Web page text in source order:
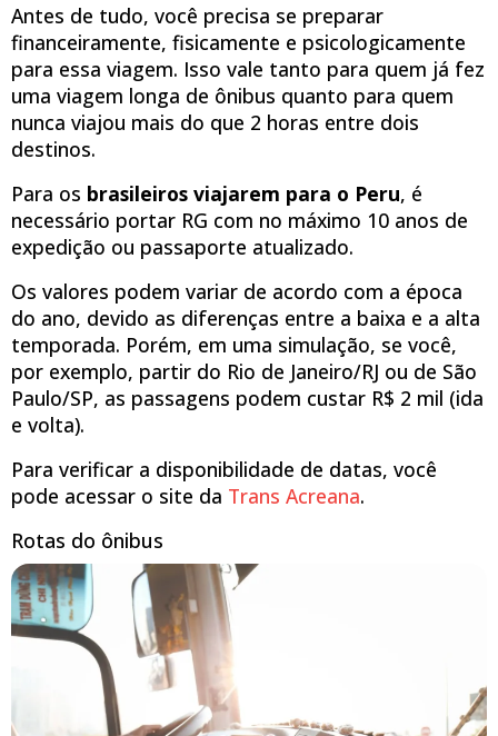
Antes de tudo, você precisa se preparar
financeiramente, fisicamente e psicologicamente
para essa viagem. Isso vale tanto para quem já fez
uma viagem longa de ônibus quanto para quem
nunca viajou mais do que 2 horas entre dois
destinos.
Para os brasileiros viajarem para o Peru, é
necessário portar RG com no máximo 10 anos de
expedição ou passaporte atualizado.
Os valores podem variar de acordo com a época
do ano, devido as diferenças entre a baixa e a alta
temporada. Porém, em uma simulação, se você,
por exemplo, partir do Rio de Janeiro/RJ ou de São
Paulo/SP, as passagens podem custar R$ 2 mil (ida
e volta).
Para verificar a disponibilidade de datas, você
pode acessar o site da Trans Acreana.
Rotas do ônibus